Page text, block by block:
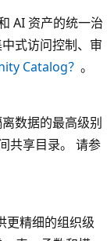
AI 资产的统一治
式访问控制、审
Catalog？ 。
数据的最高级别
共享目录。 请参
更精细的组织级